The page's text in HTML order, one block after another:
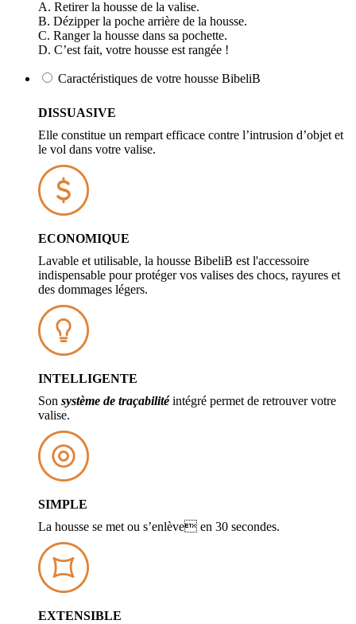
A. Retirer la housse de la valise.
B. Dézipper la poche arrière de la housse.
C. Ranger la housse dans sa pochette.
D. C’est fait, votre housse est rangée !
Caractéristiques de votre housse BibeliB
DISSUASIVE
Elle constitue un rempart efficace contre l’intrusion d’objet et
le vol dans votre valise.
ECONOMIQUE
Lavable et utilisable, la housse BibeliB est l'accessoire
indispensable pour protéger vos valises des chocs, rayures et
des dommages légers.
INTELLIGENTE
Son système de traçabilitéintégré permet de retrouver votre
valise.
SIMPLE
La housse se met ou s’enlève en 30 secondes.
EXTENSIBLE